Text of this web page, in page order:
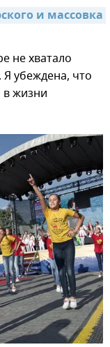
и массовка
не хватало
убеждена, что
в жизни